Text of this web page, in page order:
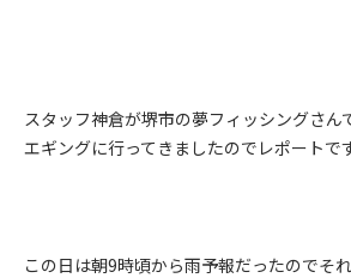
スタッフ神倉が堺市の夢フィッシングさん
エギングに行ってきましたのでレポートです
この日は朝9時頃から雨予報だったのでそ